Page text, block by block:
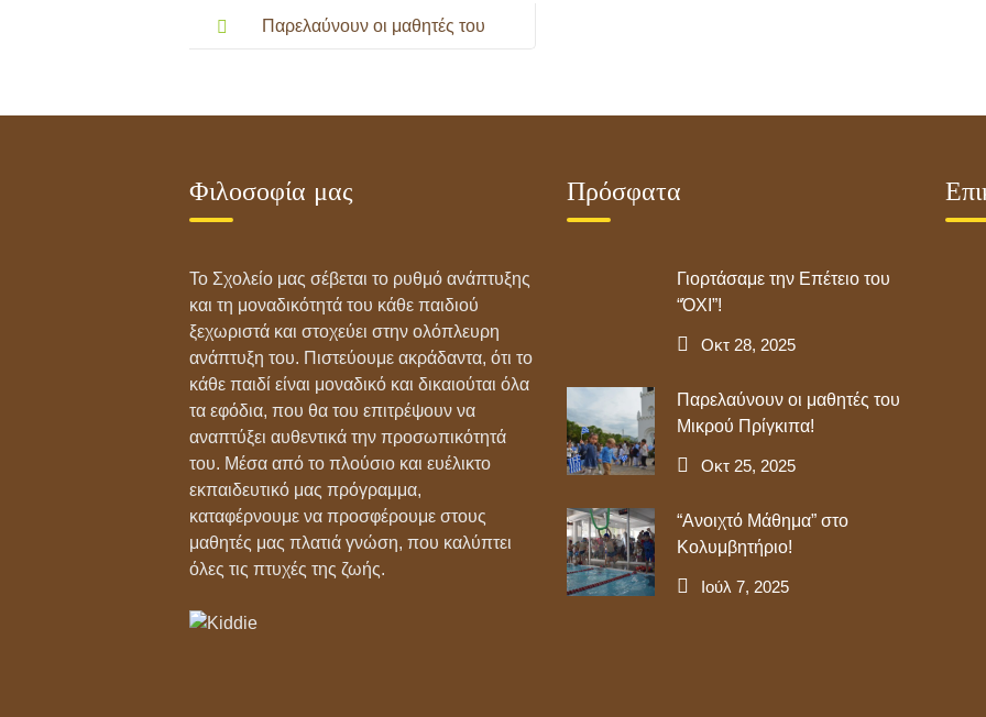
navigationΠαρελαύνουν οι μαθητές του
Φιλοσοφία μας
Το Σχολείο μας σέβεται το ρυθμό ανάπτυξης
και τη μοναδικότητά του κάθε παιδιού
ξεχωριστά και στοχεύει στην ολόπλευρη
ανάπτυξη του. Πιστεύουμε ακράδαντα, ότι το
κάθε παιδί είναι μοναδικό και δικαιούται όλα
τα εφόδια, που θα του επιτρέψουν να
αναπτύξει αυθεντικά την προσωπικότητά
του. Μέσα από το πλούσιο και ευέλικτο
εκπαιδευτικό μας πρόγραμμα,
καταφέρνουμε να προσφέρουμε στους
μαθητές μας πλατιά γνώση, που καλύπτει
όλες τις πτυχές της ζωής.
Πρόσφατα
Γιορτάσαμε την Επέτειο του
“ΌΧΙ”!
Οκτ 28, 2025
Παρελαύνουν οι μαθητές του
Μικρού Πρίγκιπα!
Οκτ 25, 2025
“Ανοιχτό Μάθημα” στο
Κολυμβητήριο!
Ιούλ 7, 2025